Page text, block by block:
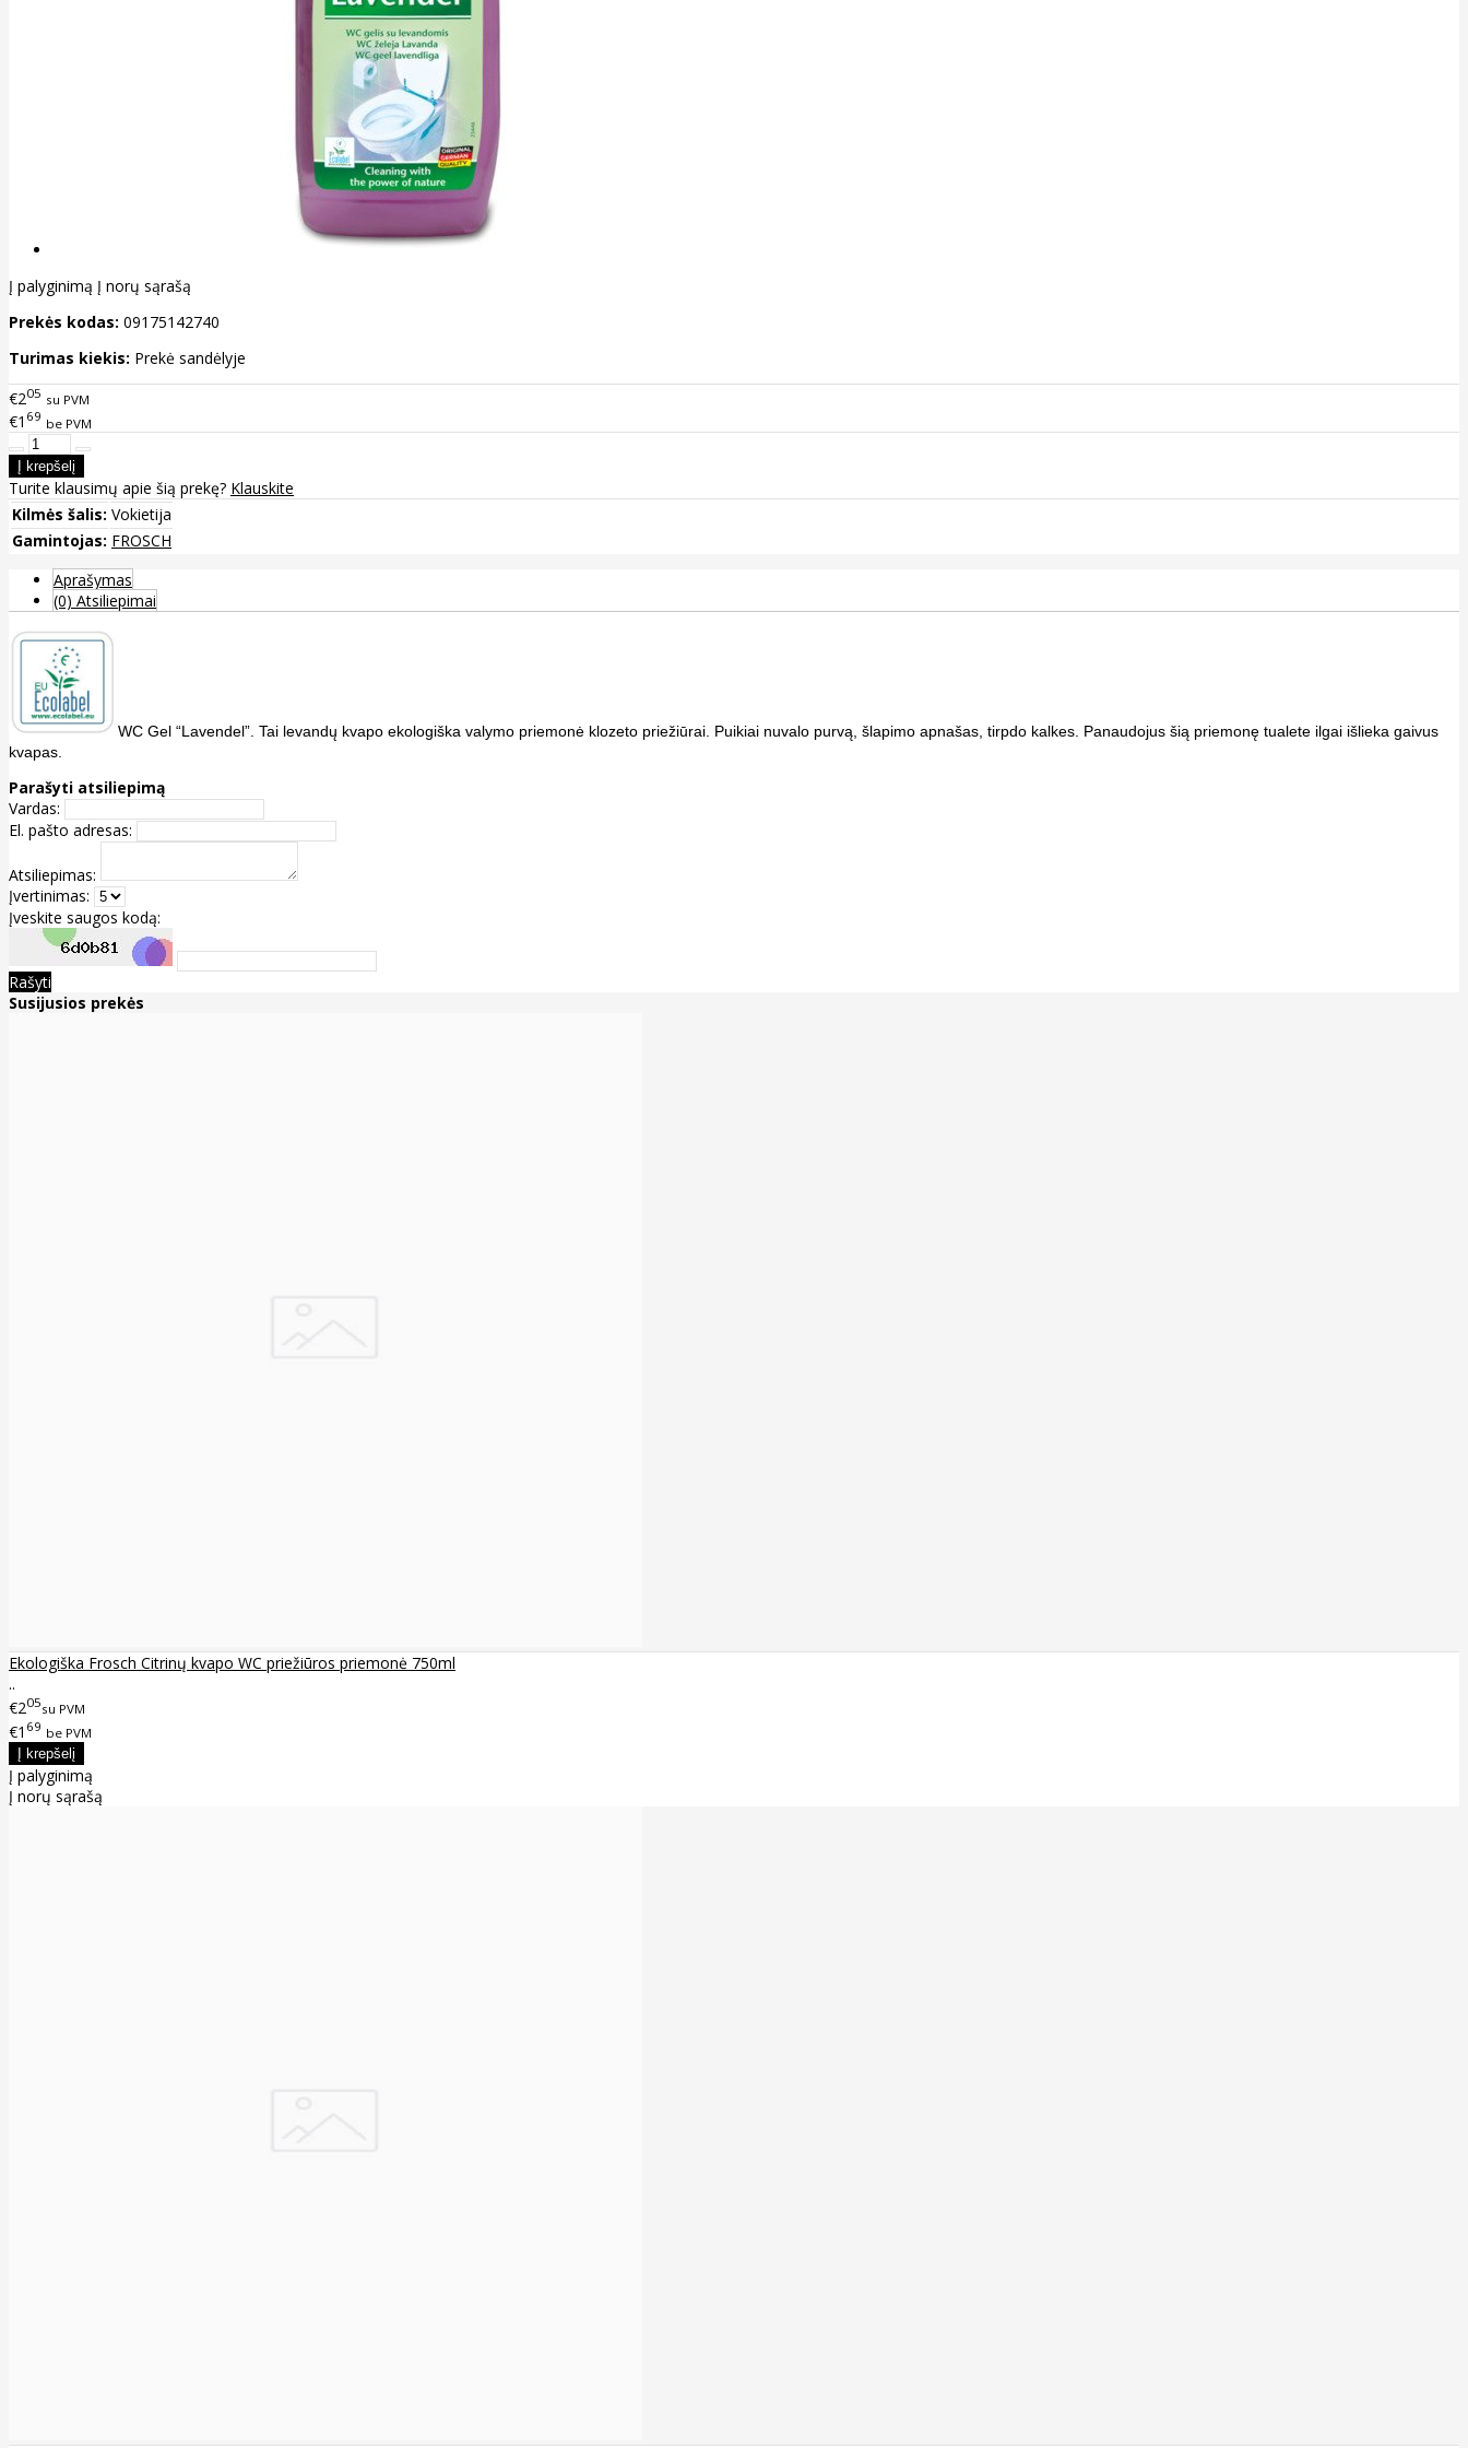
Į palyginimą Į norų sąrašą
Prekės kodas: 09175142740
Turimas kiekis: Prekė sandėlyje
€205 su PVM
€1 69 be PVM
Turite klausimų apie šią prekę? Klauskite
Kilmės šalis: Vokietija
Gamintojas: FROSCH
Aprašymas
(0) Atsiliepimai
WC Gel “Lavendel”. Tai levandų kvapo ekologiška valymo priemonė klozeto priežiūrai. Puikiai nuvalo purvą, šlapimo apnašas, tirpdo kalkes. Panaudojus šią priemonę tualete ilgai išlieka gaivus
kvapas.
Parašyti atsiliepimą
Vardas:
El. pašto adresas:
Atsiliepimas:
Įvertinimas:
Įveskite saugos kodą:
Rašyti
Susijusios prekės
Ekologiška Frosch Citrinų kvapo WC priežiūros priemonė 750ml
..
€205su PVM
€1 69 be PVM
Į palyginimą
Į norų sąrašą